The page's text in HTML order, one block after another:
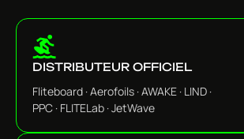
DISTRIBUTEUR OFFICIEL
Fliteboard · Aerofoils · AWAKE · LIND ·
PPC · FLITELab · JetWave